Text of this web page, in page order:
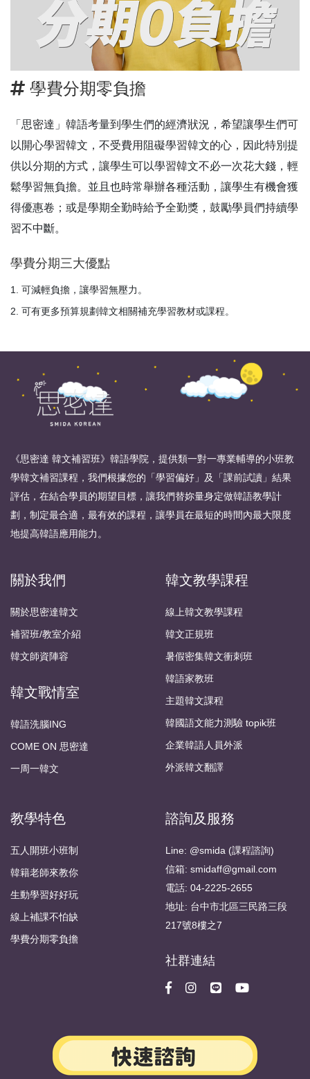
學費分期零負擔
「思密達」韓語考量到學生們的經濟狀況，希望讓學生們可
以開心學習韓文，不受費用阻礙學習韓文的心，因此特別提
供以分期的方式，讓學生可以學習韓文不必一次花大錢，輕
鬆學習無負擔。並且也時常舉辦各種活動，讓學生有機會獲
得優惠卷；或是學期全勤時給予全勤獎，鼓勵學員們持續學
習不中斷。
學費分期三大優點
可減輕負擔，讓學習無壓力。
可有更多預算規劃韓文相關補充學習教材或課程。
《思密達 韓文補習班》韓語學院，提供類一對一專業輔導的小班教
學韓文補習課程，我們根據您的「學習偏好」及「課前試讀」結果
評估，在結合學員的期望目標，讓我們替妳量身定做韓語教學計
劃，制定最合適，最有效的課程，讓學員在最短的時間內最大限度
地提高韓語應用能力。
關於我們
關於思密達韓文
補習班/教室介紹
韓文師資陣容
韓文戰情室
韓語洗腦ING
COME ON 思密達
一周一韓文
韓文教學課程
線上韓文教學課程
韓文正規班
暑假密集韓文衝刺班
韓語家教班
主題韓文課程
韓國語文能力測驗 topik班
企業韓語人員外派
外派韓文翻譯
教學特色
五人開班小班制
韓籍老師來教你
生動學習好好玩
線上補課不怕缺
學費分期零負擔
諮詢及服務
Line: @smida (課程諮詢)
信箱: smidaff@gmail.com
電話: 04-2225-2655
地址: 台中市北區三民路三段
217號8樓之7
社群連結